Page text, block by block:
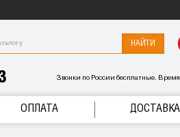
НАЙТИ
Звонки по России бесплатные.
ОПЛАТА ДОСТАВКА